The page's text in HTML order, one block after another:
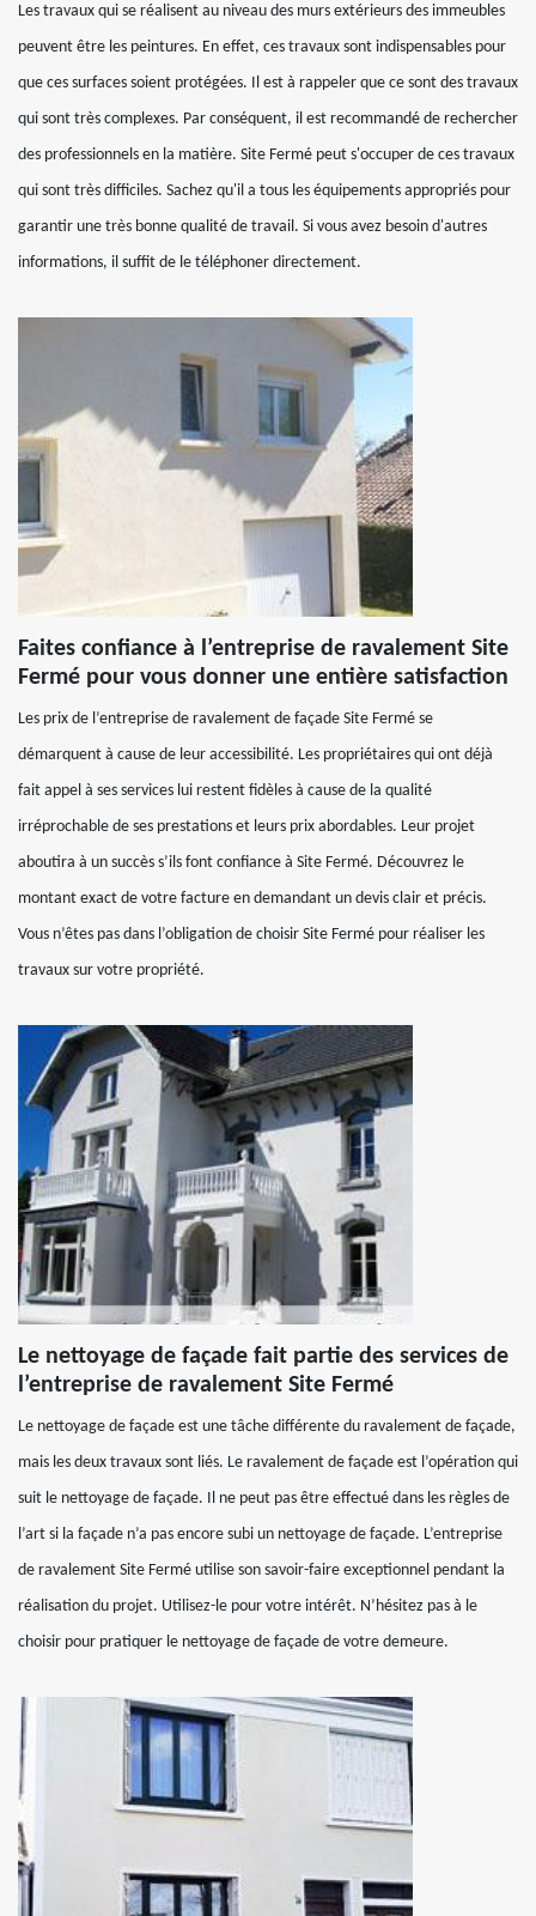
Les travaux qui se réalisent au niveau des murs extérieurs des immeubles
peuvent être les peintures. En effet, ces travaux sont indispensables pour
que ces surfaces soient protégées. Il est à rappeler que ce sont des travaux
qui sont très complexes. Par conséquent, il est recommandé de rechercher
des professionnels en la matière. Site Fermé peut s'occuper de ces travaux
qui sont très difficiles. Sachez qu'il a tous les équipements appropriés pour
garantir une très bonne qualité de travail. Si vous avez besoin d'autres
informations, il suffit de le téléphoner directement.
Faites confiance à l’entreprise de ravalement Site
Fermé pour vous donner une entière satisfaction
Les prix de l’entreprise de ravalement de façade Site Fermé se
démarquent à cause de leur accessibilité. Les propriétaires qui ont déjà
fait appel à ses services lui restent fidèles à cause de la qualité
irréprochable de ses prestations et leurs prix abordables. Leur projet
aboutira à un succès s’ils font confiance à Site Fermé. Découvrez le
montant exact de votre facture en demandant un devis clair et précis.
Vous n’êtes pas dans l’obligation de choisir Site Fermé pour réaliser les
travaux sur votre propriété.
Le nettoyage de façade fait partie des services de
l’entreprise de ravalement Site Fermé
Le nettoyage de façade est une tâche différente du ravalement de façade,
mais les deux travaux sont liés. Le ravalement de façade est l’opération qui
suit le nettoyage de façade. Il ne peut pas être effectué dans les règles de
l’art si la façade n’a pas encore subi un nettoyage de façade. L’entreprise
de ravalement Site Fermé utilise son savoir-faire exceptionnel pendant la
réalisation du projet. Utilisez-le pour votre intérêt. N’hésitez pas à le
choisir pour pratiquer le nettoyage de façade de votre demeure.